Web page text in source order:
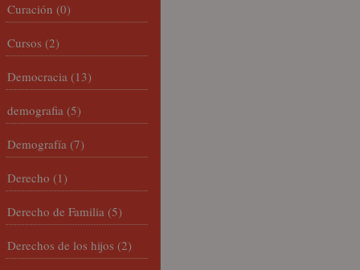
Curación (0)
Cursos (2)
Democracia (13)
demografia (5)
Demografía (7)
Derecho (1)
Derecho de Familia (5)
Derechos de los hijos (2)